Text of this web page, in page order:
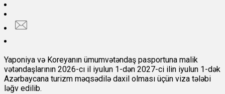
Yaponiya və Koreyanın ümumvətəndaş pasportuna malik
vətəndaşlarının 2026-cı il iyulun 1-dən 2027-ci ilin iyulun 1-dək
Azərbaycana turizm məqsədilə daxil olması üçün viza tələbi
ləğv edilib.